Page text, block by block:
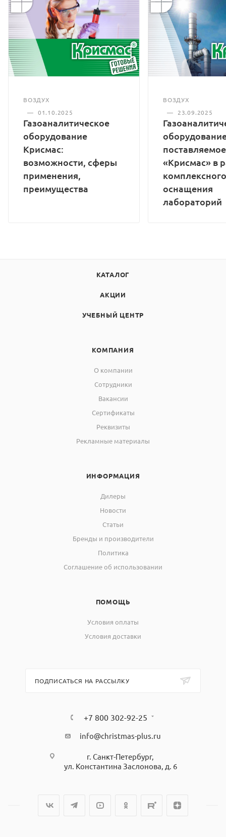
ВОЗДУХ
— 01.10.2025
Газоаналитическое
оборудование
Крисмас:
возможности, сферы
применения,
преимущества
ВОЗДУХ
—
23.09.2025
«Крисмас» в
комплексного
оснащения
лабораторий
КАТАЛОГ
АКЦИИ
УЧЕБНЫЙ ЦЕНТР
КОМПАНИЯ
О компании
Сотрудники
Вакансии
Сертификаты
Реквизиты
Рекламные материалы
ИНФОРМАЦИЯ
Дилеры
Новости
Статьи
Бренды и производители
Политика
Соглашение об использовании
ПОМОЩЬ
Условия оплаты
Условия доставки
ПОДПИСАТЬСЯ НА РАССЫЛКУ
+7 800 302-92-25
info@christmas-plus.ru
г. Санкт-Петербург,
ул. Константина Заслонова, д. 6